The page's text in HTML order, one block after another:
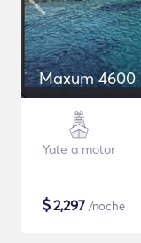
Maxum 4600
Yate a motor
$2,297 /noche